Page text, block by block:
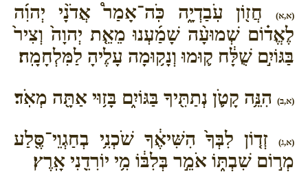
(א,א)
חֲז֖וֹן עֹֽבַדְיָ֑ה כֹּֽה־אָמַר֩ אֲדֹנָ֨י יְהוִ֜ה
לֶאֱד֗וֹם שְׁמוּעָ֨ה שָׁמַ֜עְנוּ מֵאֵ֤ת יְהוָה֙ וְצִיר֙
בַּגּוֹיִ֣ם שֻׁלָּ֔ח ק֛וּמוּ וְנָק֥וּמָה עָלֶיהָ לַמִּלְחָמָֽה׃
(א,ב) הִנֵּ֥ה קָטֹ֛ן נְתַתִּ֖יךָ בַּגּוֹיִ֑ם בָּז֥וּי אַתָּ֖ה מְאֹֽד׃
(א,ג)
זְד֤וֹן לִבְּךָ֙ הִשִּׁיאֶ֔ךָ שֹׁכְנִ֥י בְחַגְוֵי־סֶּ֖לַע
מְר֣וֹם שִׁבְתּ֑וֹ אֹמֵ֣ר בְּלִבּ֔וֹ מִ֥י יוֹרִדֵ֖נִי אָֽרֶץ׃